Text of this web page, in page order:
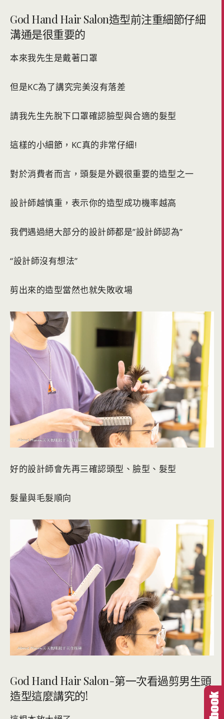
God Hand Hair Salon造型前注重細節仔細
溝通是很重要的
本來我先生是戴著口罩
但是KC為了講究完美沒有落差
請我先生先脫下口罩確認臉型與合適的髮型
這樣的小細節，KC真的非常仔細!
對於消費者而言，頭髮是外觀很重要的造型之一
設計師越慎重，表示你的造型成功機率越高
我們遇過絕大部分的設計師都是”設計師認為”
“設計師沒有想法”
剪出來的造型當然也就失敗收場
好的設計師會先再三確認頭型、臉型、髮型
髮量與毛髮順向
God Hand Hair Salon-第一次看過剪男生頭
造型這麼講究的!